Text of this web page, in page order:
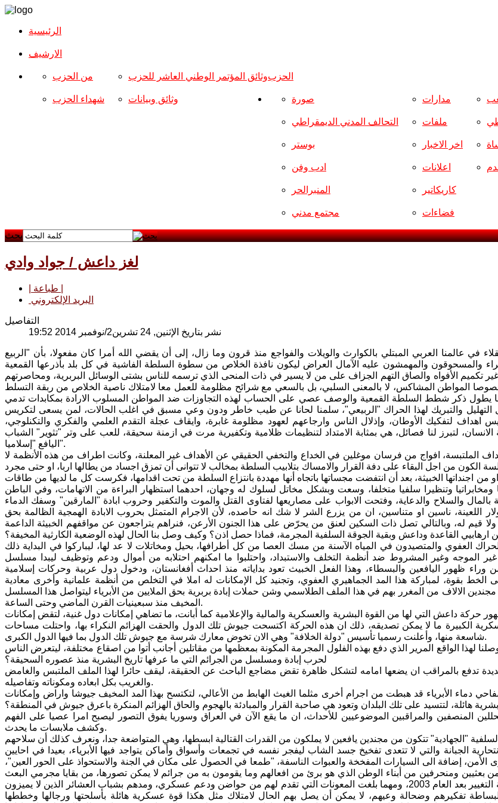
الرئيسية
الارشیف
الحزب من الحزب
شهداء الحزب
وثائق المؤتمر الوطني العاشر للحزب
وثائق وبيانات صورة
التحالف المدني الديمقراطي
بوستر
ادب وفن
المنبرالحر
مجتمع مدني
مدارات
ملفات
اخر الاخبار
اعلانات
كاريكاتير
فضاءات
بحث
لغز داعش / جواد وادي
البريد الإلكتروني
التفاصيل
نشر بتاريخ الإثنين, 24 تشرين2/نوفمبر 2014 19:52
في عالمنا العربي المبتلي بالكوارث والويلات والفواجع منذ قرون وما زال، إلى أن يقضي الله أمرا كان مفعولا، بأن "الربيع
والمسحوقون والمهمشون عليه الآمال العراض ليكون نافذة الخلاص من سطوة السلطة الفاشية في كل بلد بأذرعها القمعية
غير تكميم الأفواه والصاق التهم الجزاف على من لا يسير في ذات المنحى الذي ترسمه للناس بشتى الوسائل البربرية، ومحاصرتهم
المواطن المشاكس، لا بالمعنى السلبي، بل بالسعي مع شرائح مظلومة للعمل معا لامتلاك ناصية الخلاص من ربقة التسلط
يطول ذكر شطط السلطة القمعية والوصف عصي على الحساب لهذه التجاوزات ضد المواطن المسلوب الارادة بمكابدات تدمي
التهليل والتبريك لهذا الحراك "الربيعي"، سلمنا لحانا عن طيب خاطر ودون وعي مسبق في اغلب الحالات، لمن يسعى لتكريس
اهداف لتفكيك الأوطان، وإذلال الناس وارجاعهم لعهود مظلومة غابرة، وايقاف عجلة التقدم العلمي والفكري والتكنلوجي،
الانسان، لتبرز لنا فصائل، هي بمثابة الامتداد لتنظيمات ظلامية وتكفيرية مرت في ازمنة سحيقة، للعب على وتر "تثوير" الشباب
اليافع "إسلاميا".
الملتبسة، افواج من فرسان موغلين في الخداع والتخفي الحقيقي عن الأهداف غير المعلنة، وكانت اطراف من هذه الأنظمة لا
الكون من اجل البقاء على دفة القرار والامساك بتلابيب السلطة بمخالب لا تتوانى أن تمزق اجساد من يطالها اربا، او حتى مجرد
او من اجنداتها الخبيثة، بعد أن انتفضت مجساتها باتجاه أنها مهددة بانتزاع السلطة من تحت اقدامها، فكرست كل ما لديها من طاقات
ومخابراتيا وتنظيرا سلفيا متخلفا، وسعت وبشكل مخاتل لسلوك له وجهان، احدهما استظهار البراءة من الاتهامات، وفي الباطن
بالمال والسلاح والدعاية، وفتحت الابواب على مصاريعها لفتاوى القتل والموت والتكفير وحروب ابادة "المارقين" وسفك الدماء
اللعينة، ناسين او متناسين، ان من يزرع الشر لا شك انه حاصده، لأن الاجرام المتمثل بحروب الابادة الهمجية الظالمة بحق
ملة ولا قيم له، وبالتالي تصل ذات السكين لعنق من يحرّض على هذا الجنون الأرعن، فنراهم يتراجعون عن مواقفهم الخبيثة الداعمة
ارهابيي القاعدة وداعش وبقية الجوقة السلفية المجرمة، فماذا حصل اذن؟ وكيف وصل بنا الحال لهذه الوضعية الكارثية المخيفة؟
العفوي والمتصيدون في المياه الآسنة من مسك العصا من كل أطرافها، بحيل ومخاتلات لا عد لها، ليباركوا في البداية ذلك
غير الموجه وغير المشروط ضد أنظمة التخلف والاستبداد، واحتلبوا ما امكنهم احتلابه من أموال ودعم وتوظيف ليبدا مسلسل
ظهور اليافعين والبسطاء، وهذا الفعل الخبيث تعود بداياته منذ احداث أفغانستان، ودخول دول عربية وحركات إسلامية
بقوة، لمباركة هذا المد الجماهيري العفوي، وتجنيد كل الإمكانات له املا في التخلص من أنظمة علمانية وأخرى معادية
الالاف من المغرر بهم في هذا الملف الطلاسمي وشن حملات إبادة بربرية بحق الملايين من الأبرياء ليتواصل هذا المسلسل
المخيف منذ سبعينيات القرن الماضي وحتى الساعة.
حركة داعش التي لها من القوة البشرية والعسكرية والمالية والإعلامية كما أبانت، ما تضاهي إمكانات دول غنية، لتقض إمكانات
الكبيرة ما لا يمكن تصديقه، ذلك ان هذه الحركة اكتسحت جيوش تلك الدول والحقت الهزائم النكراء بها، واحتلت مساحات
شاسعة منها، وأعلنت رسميا تأسيس "دولة الخلافة" وهي الان تخوض معارك شرسة مع جيوش تلك الدول بما فيها الدول الكبرى.
لهذا الواقع المرير الذي دفع بهذه الفلول المجرمة المكونة بمعظمها من مقاتلين أجانب أتوا من اصقاع مختلفة، ليتعرض الناس
لحرب إبادة ومسلسل من الجرائم التي ما عرفها تاريخ البشرية منذ عصوره السحيقة؟
تدفع بالمراقب ان يضعها امامه لتشكل ظاهرة تقض مضاجع الباحث عن الحقيقة، ليقف حائرا لهذا الملف الملتبس والغامض
والغريب بكل ابعاده ومكوناته وتفاصيله.
دماء الأبرياء قد هبطت من اجرام أخرى مثلما الغيث الهابط من الأعالي، لتكتسح بهذا المد المخيف جيوشا واراض وإمكانات
بشرية هائلة، لتتسيد على تلك البلدان وتعود هي صاحبة القرار والمبادئة بالهجوم والحاق الهزائم المنكرة باعرق جيوش في المنطقة؟
المنصفين والمراقبين الموضوعيين للأحداث، ان ما يقع الآن في العراق وسوريا يفوق التصور ليصبح امرا عصيا على الفهم
وكشف ملابسات ما يحدث.
"الجهادية" تتكون من مجندين يافعين لا يملكون من القدرات القتالية ابسطها، وهي المتواضعة جدا، ونعرف كذلك أن سلاحهم
الجبانة والتي لا تتعدى تفخيخ جسد الشاب ليفجر نفسه في تجمعات وأسواق وأماكن يتواجد فيها الأبرياء، بعيدا في احايين
إضافة الى السيارات المفخخة والعبوات الناسفة، "طمعا في الحصول على مكان في الجنة والاستحواذ على الحور العين"،
بعثيين ومنحرفين من أبناء الوطن الذي هو برئ من افعالهم وما يقومون به من جرائم لا يمكن تصورها، من بقايا مجرمي البعث
والمتضررين من عملية التغيير بعد العام 2003، ومهما بلغت المعونات التي تقدم لهم من حواضن ودعم عسكري، ومدهم بشباب العشائر الذين لا يميزون
تفكيرهم وضحالة وعيهم، لا يمكن أن يصل بهم الحال لامتلاك مثل هكذا قوة عسكرية هائلة بأسلحتها ورجالها وخططها